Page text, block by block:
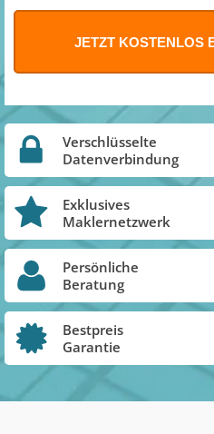
Verschlüsselte
Datenverbindung
Exklusives
Maklernetzwerk
Persönliche
Beratung
Bestpreis
Garantie